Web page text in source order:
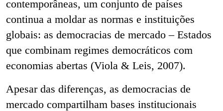
contemporâneas, um conjunto de países
continua a moldar as normas e instituições
globais: as democracias de mercado – Estados
que combinam regimes democráticos com
economias abertas (Viola & Leis, 2007).
Apesar das diferenças, as democracias de
mercado compartilham bases institucionais